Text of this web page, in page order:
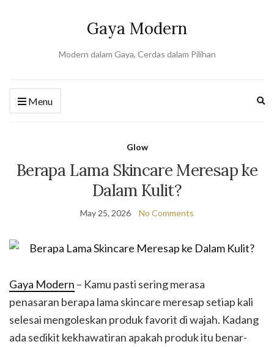
Gaya Modern
Modern dalam Gaya, Cerdas dalam Pilihan
Menu
Glow
Berapa Lama Skincare Meresap ke
Dalam Kulit?
May 25, 2026 No Comments
Gaya Modern – Kamu pasti sering merasa
penasaran berapa lama skincare meresap setiap kali
selesai mengoleskan produk favorit di wajah. Kadang
ada sedikit kekhawatiran apakah produk itu benar-